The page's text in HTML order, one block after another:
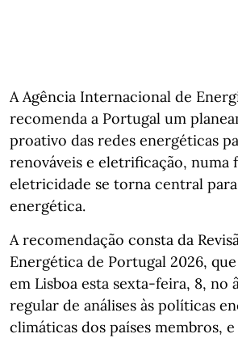
A Agência Internacional de
recomenda a Portugal um
proativo das redes energéticas
renováveis e eletrificação, numa
eletricidade se torna central para
energética.
A recomendação consta da
Energética de Portugal 2026,
em Lisboa esta sexta-feira, 8, no
regular de análises às políticas
climáticas dos países membros, e